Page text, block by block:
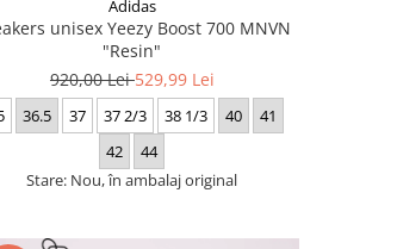
Adidas
unisex Yeezy Boost 700 MNVN
"Resin"
920,00 Lei529,99 Lei
36.5 37 37 2/3 38 1/3 40
41
42
44
Stare: Nou, în ambalaj original